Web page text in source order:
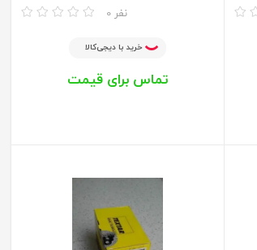
0 نفر
خرید با دیجی‌کالا
تماس برای قیمت